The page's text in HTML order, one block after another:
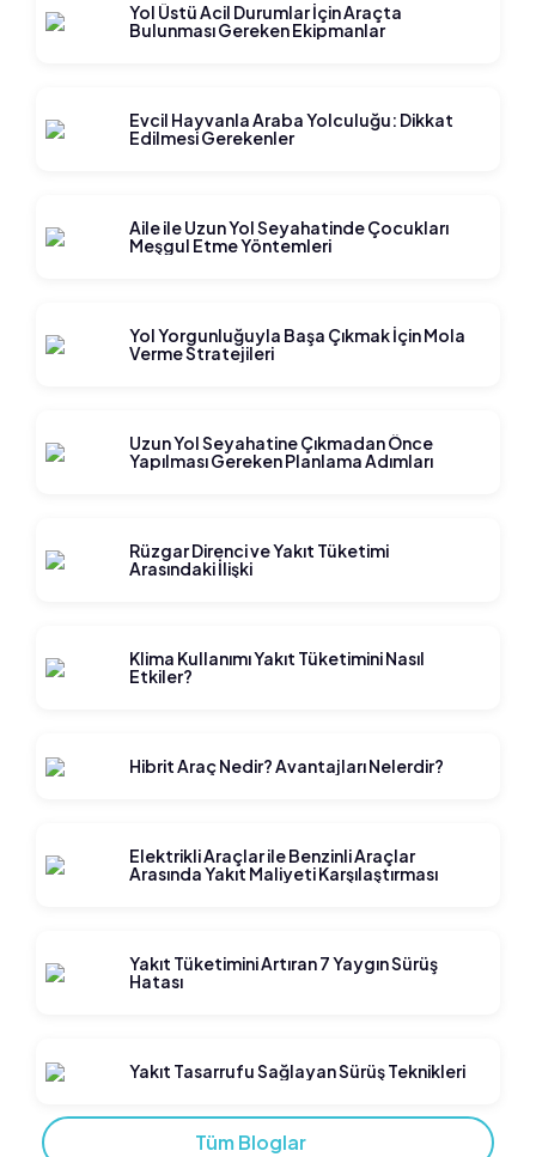
Yol Üstü Acil Durumlar İçin Araçta
Bulunması Gereken Ekipmanlar
Evcil Hayvanla Araba Yolculuğu: Dikkat
Edilmesi Gerekenler
Aile ile Uzun Yol Seyahatinde Çocukları
Meşgul Etme Yöntemleri
Yol Yorgunluğuyla Başa Çıkmak İçin Mola
Verme Stratejileri
Uzun Yol Seyahatine Çıkmadan Önce
Yapılması Gereken Planlama Adımları
Rüzgar Direnci ve Yakıt Tüketimi
Arasındaki İlişki
Klima Kullanımı Yakıt Tüketimini Nasıl
Etkiler?
Hibrit Araç Nedir? Avantajları Nelerdir?
Elektrikli Araçlar ile Benzinli Araçlar
Arasında Yakıt Maliyeti Karşılaştırması
Yakıt Tüketimini Artıran 7 Yaygın Sürüş
Hatası
Yakıt Tasarrufu Sağlayan Sürüş Teknikleri
Tüm Bloglar